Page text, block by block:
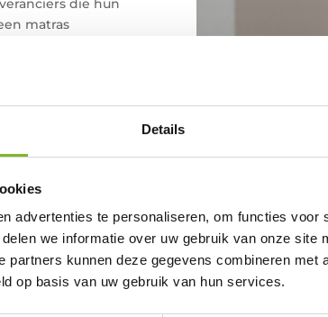
Details
advertenties te personaliseren, om functies voor
we informatie over uw gebruik van onze site
partners kunnen deze gegevens combineren met
op basis van uw gebruik van hun services.
die hun
matras
meer
bij
het